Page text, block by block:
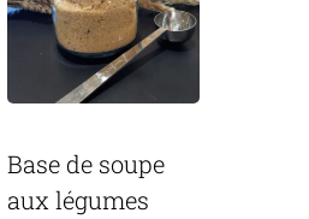
Base de soupe
aux légumes